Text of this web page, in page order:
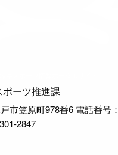
ーツ推進課
市笠原町978番6 電話番号
2847